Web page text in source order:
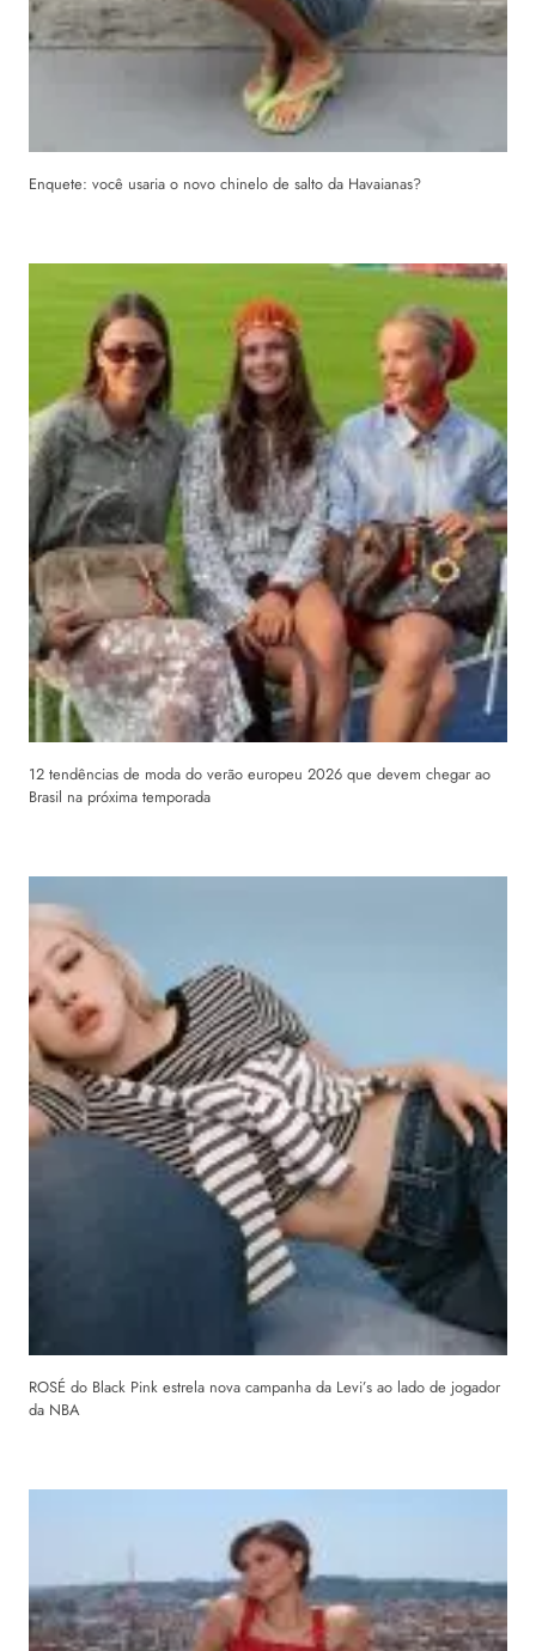
Enquete: você usaria o novo chinelo de salto da Havaianas?
12 tendências de moda do verão europeu 2026 que devem chegar ao
Brasil na próxima temporada
ROSÉ do Black Pink estrela nova campanha da Levi’s ao lado de jogador
da NBA